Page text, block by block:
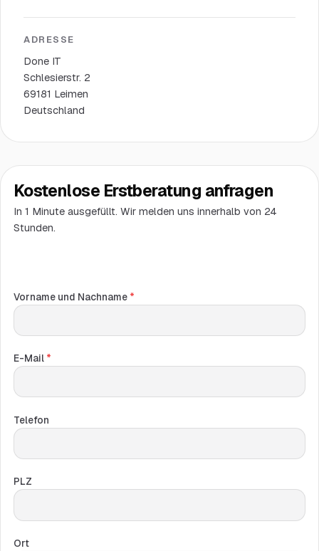
ADRESSE
Done IT
Schlesierstr. 2
69181 Leimen
Deutschland
Kostenlose Erstberatung anfragen
In 1 Minute ausgefüllt. Wir melden uns innerhalb von 24
Stunden.
Vorname und Nachname *
E-Mail *
Telefon
PLZ
Ort